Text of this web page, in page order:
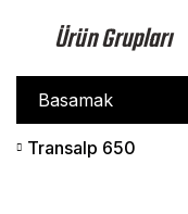
Ürün Grupları
Basamak
Transalp 650